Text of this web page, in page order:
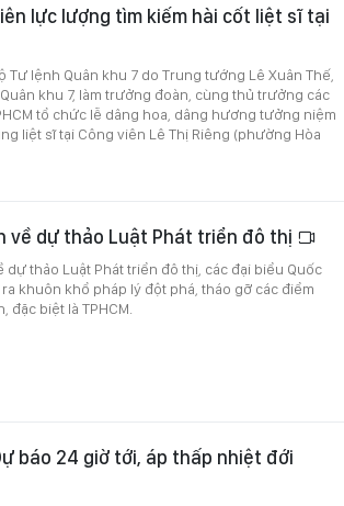
lực lượng tìm kiếm hài cốt liệt sĩ tại
Tư lệnh Quân khu 7 do Trung tướng Lê Xuân Thế,
khu 7, làm trưởng đoàn, cùng thủ trưởng các
tổ chức lễ dâng hoa, dâng hương tưởng niệm
liệt sĩ tại Công viên Lê Thị Riêng (phường Hòa
về dự thảo Luật Phát triển đô thị
dự thảo Luật Phát triển đô thị, các đại biểu Quốc
khuôn khổ pháp lý đột phá, tháo gỡ các điểm
biệt là TPHCM.
báo 24 giờ tới, áp thấp nhiệt đới